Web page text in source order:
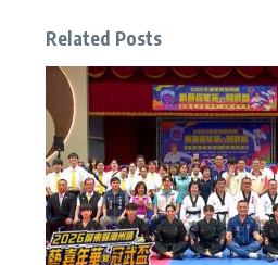
Related Posts